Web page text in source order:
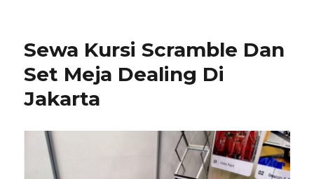
Sewa Kursi Scramble Dan
Set Meja Dealing Di
Jakarta